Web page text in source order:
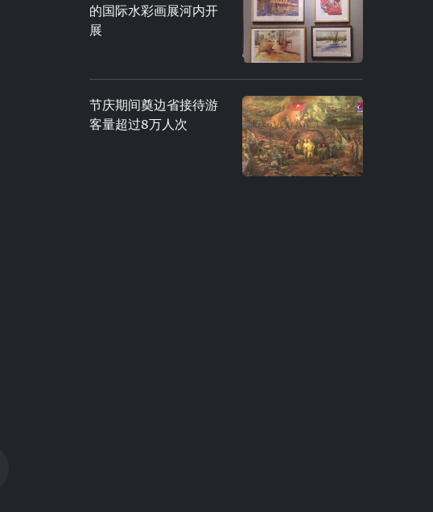
的国际水彩画展河内开
展
节庆期间奠边省接待游
客量超过8万人次